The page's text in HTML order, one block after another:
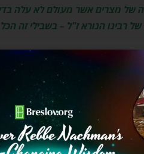
של מצרים אשר מעולם לא עלה
רבינו הנורא ז"ל – בשבילי זה
כל הלילה, שהיה ארוך כמעט
בשירים ובשבחים לבורא
חשב רבי נתן בינו לבין
מתן תורה.
את בני הקהילה שיעזרו לו